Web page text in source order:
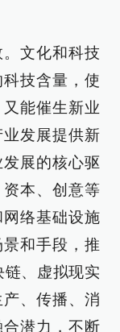
文化和科技
技含量，使
能催生新业
发展提供新
展的核心驱
本、创意等
络基础设施
和手段，推
、虚拟现实
、传播、消
潜力，不断